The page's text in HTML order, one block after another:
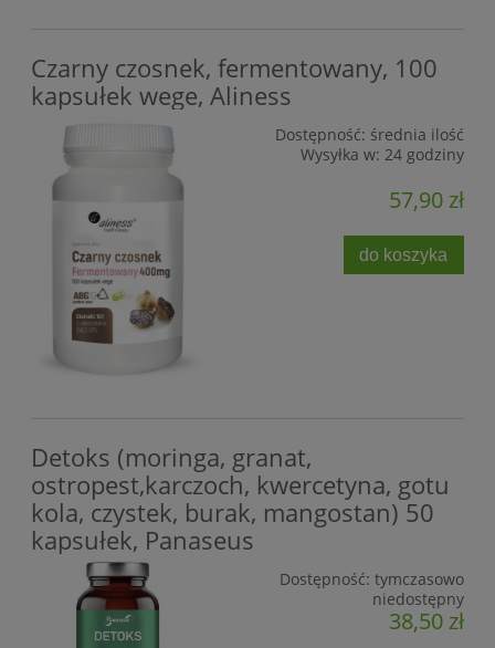
Czarny czosnek, fermentowany, 100
kapsułek wege, Aliness
Dostępność: średnia ilość
Wysyłka w: 24 godziny
57,90 zł
do koszyka
Detoks (moringa, granat,
ostropest,karczoch, kwercetyna, gotu
kola, czystek, burak, mangostan) 50
kapsułek, Panaseus
Dostępność: tymczasowo
niedostępny
38,50 zł